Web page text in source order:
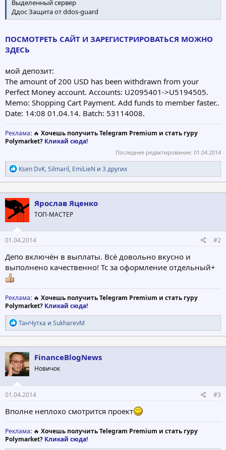
Выделенный сервер
Ддос Защита от ddos-guard
ПОСМОТРЕТЬ САЙТ И ЗАРЕГИСТРИРОВАТЬСЯ МОЖНО
ЗДЕСЬ
мой депозит:
The amount of 200 USD has been withdrawn from your
Perfect Money account. Accounts: U2095401->U5194505.
Memo: Shopping Cart Payment. Add funds to member faster..
Date: 14:08 01.04.14. Batch: 53114008.
Реклама: 🔥 Хочешь получить Telegram Premium и стать гуру
Polymarket? Кликай сюда!
Последнее редактирование: 01.04.2014
Р
е
а
к
ц
и
и
:
Ksen DvK,Silmaril, EmiLieN и 3 других
Ярослав Яценко
ТОП-МАСТЕР
01.04.2014 #2
Депо включён в выплаты. Всё довольно вкусно и
выполнено качественно! Тс за оформление отдельный+
Реклама: 🔥 Хочешь получить Telegram Premium и стать гуру
Polymarket? Кликай сюда!
Р
е
а
к
ц
и
и
:
ТанЧутка и SukharevM
FinanceBlogNews
Новичок
01.04.2014 #3
Вполне неплохо смотрится проект
Реклама: 🔥 Хочешь получить Telegram Premium и стать гуру
Polymarket? Кликай сюда!